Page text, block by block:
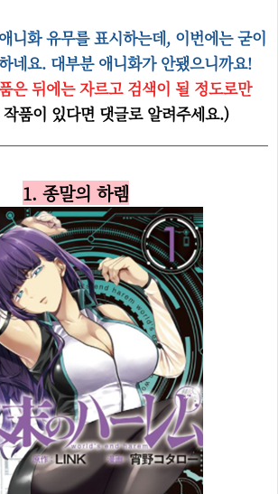
니화 유무를 표시하는데, 이번에는 굳이
네요. 대부분 애니화가 안됐으니까요!
은 뒤에는 자르고 검색이 될 정도로만
품이 있다면 댓글로 알려주세요.)
1. 종말의 하렘